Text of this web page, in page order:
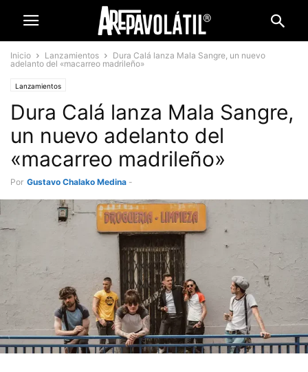
Inicio Lanzamientos
Dura Calá lanza Mala Sangre, un nuevo
adelanto del «macarreo madrileño»
Lanzamientos
Dura Calá lanza Mala Sangre,
un nuevo adelanto del
«macarreo madrileño»
Por Gustavo Chalako Medina -